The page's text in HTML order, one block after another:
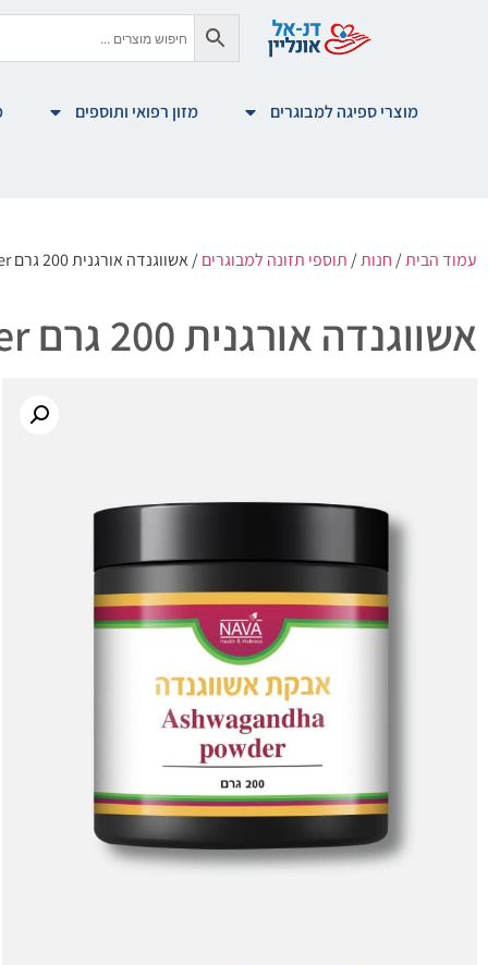
מוצרי ספיגה למבוגרים מזון רפואי ותוספים
עמוד הבית/ חנות/ תוספי תזונה למבוגרים/ אשווגנדה אורגנית 200 גרם Ashwagandha powder
אשווגנדה אורגנית 200 גרם Ashwagandha powder